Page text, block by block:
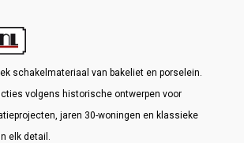
schakelmateriaal van bakeliet en porselein.
volgens historische ontwerpen voor
jaren 30-woningen en klassieke
elk detail.